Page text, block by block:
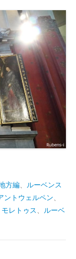
方編、 ルーベンス
ントウェルペン 、
モレトゥス 、 ルーベ